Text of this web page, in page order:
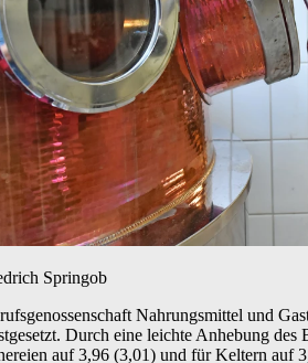
Springob
Nahrungsmittel und
Durch eine leichte Anhebung
auf 3,96 (3,01) und für Keltern auf